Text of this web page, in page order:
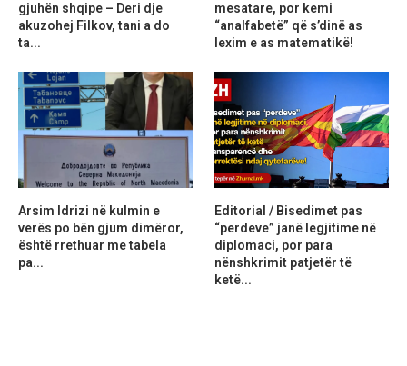
gjuhën shqipe – Deri dje
akuzohej Filkov, tani a do
ta...
mesatare, por kemi
“analfabetë” që s’dinë as
lexim e as matematikë!
Arsim Idrizi në kulmin e
verës po bën gjum dimëror,
është rrethuar me tabela
pa...
Editorial / Bisedimet pas
“perdeve” janë legjitime në
diplomaci, por para
nënshkrimit patjetër të
ketë...